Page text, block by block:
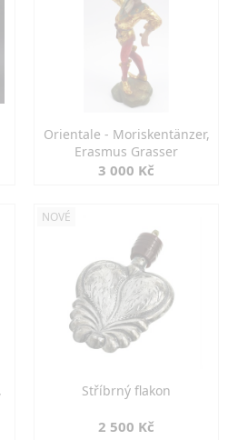
Orientale - Moriskentänzer,
Erasmus Grasser
3 000 Kč
NOVÉ
Stříbrný flakon
2 500 Kč